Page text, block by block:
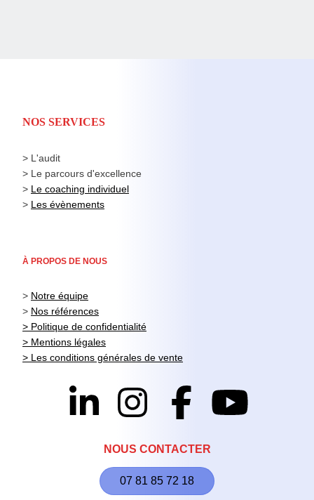
NOS SERVICES
> L'audit
> Le parcours d'excellence
> Le coaching individuel
> Les évènements
À PROPOS DE NOUS
> Notre équipe
> Nos références
> Politique de confidentialité
> Mentions légales
> Les conditions générales de vente
NOUS CONTACTER
07 81 85 72 18